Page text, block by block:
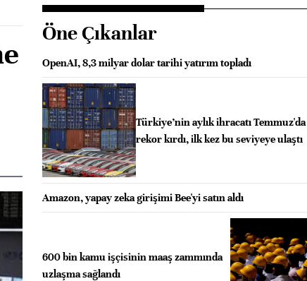
Öne Çıkanlar
OpenAI, 8,3 milyar dolar tarihi yatırım topladı
Türkiye’nin aylık ihracatı Temmuz'da
rekor kırdı, ilk kez bu seviyeye ulaştı
Amazon, yapay zeka girişimi Bee'yi satın aldı
600 bin kamu işçisinin maaş zammında
uzlaşma sağlandı